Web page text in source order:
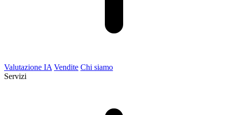
Valutazione IA Vendite Chi siamo
Servizi